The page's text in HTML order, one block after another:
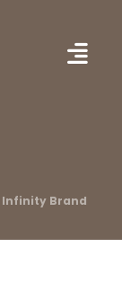
Infinity Brand